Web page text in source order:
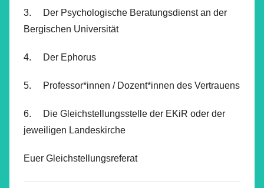
3. Der Psychologische Beratungsdienst an der
Bergischen Universität
4. Der Ephorus
5. Professor*innen / Dozent*innen des Vertrauens
6. Die Gleichstellungsstelle der EKiR oder der
jeweiligen Landeskirche
Euer Gleichstellungsreferat